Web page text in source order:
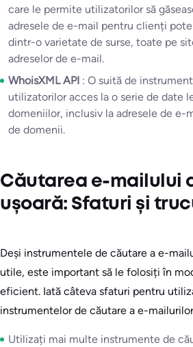
care le permite utilizatorilor să
adresele de e-mail pentru clienți
dintr-o varietate de surse, toate pe
adreselor de e-mail.
WhoisXML API : O suită de
utilizatorilor acces la o serie de date
domeniilor, inclusiv la adresele de e-
de domenii.
Căutarea e-mailului
ușoară: Sfaturi și
Deși instrumentele de căutare a e-
utile, este important să le folosiți în
eficient. Iată câteva sfaturi pentru
instrumentelor de căutare a e-
Utilizați mai multe instrumente de